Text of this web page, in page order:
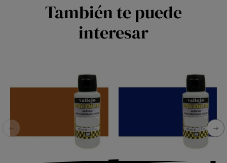
También te puede
interesar